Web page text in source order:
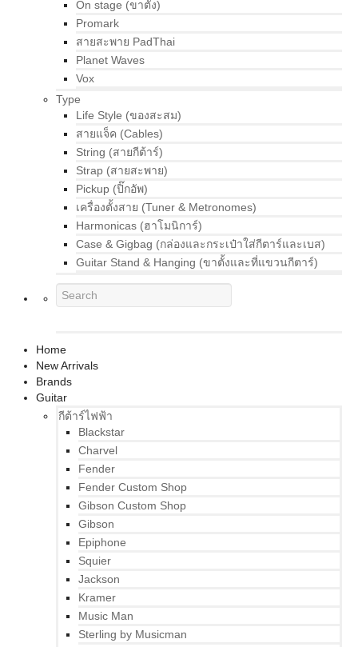
On stage (ขาตั้ง)
Promark
สายสะพาย PadThai
Planet Waves
Vox
Type
Life Style (ของสะสม)
สายแจ็ค (Cables)
String (สายกีต้าร์)
Strap (สายสะพาย)
Pickup (ปิ๊กอัพ)
เครื่องตั้งสาย (Tuner & Metronomes)
Harmonicas (ฮาโมนิการ์)
Case & Gigbag (กล่องและกระเป๋าใส่กีตาร์และเบส)
Guitar Stand & Hanging (ขาตั้งและที่แขวนกีตาร์)
Home
New Arrivals
Brands
Guitar
กีต้าร์ไฟฟ้า
Blackstar
Charvel
Fender
Fender Custom Shop
Gibson Custom Shop
Gibson
Epiphone
Squier
Jackson
Kramer
Music Man
Sterling by Musicman